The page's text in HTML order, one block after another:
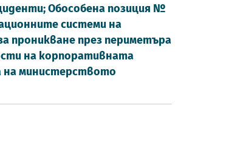
Обособена позиция №
системи на
проникване през периметъра
на корпоративната
на министерството